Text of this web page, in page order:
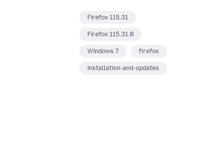
Firefox 115.31
Firefox 115.31.0
Windows 7 firefox
installation-and-updates